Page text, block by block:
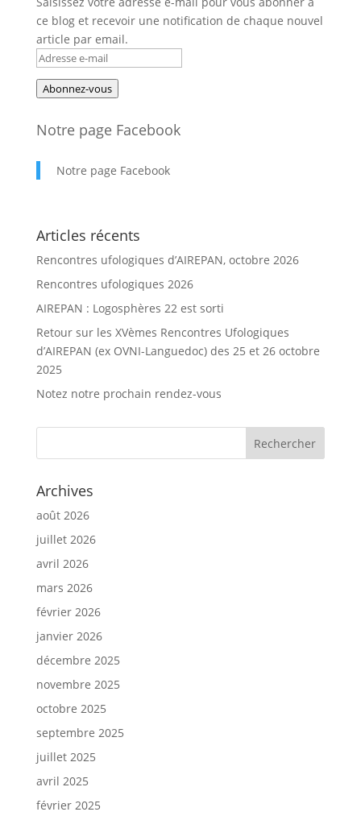
ce blog et recevoir une notification de chaque nouvel
article par email.
Adresse
e-
mail
Abonnez-vous
Notre page Facebook
Notre page Facebook
Articles récents
Rencontres ufologiques d’AIREPAN, octobre 2026
Rencontres ufologiques 2026
AIREPAN : Logosphères 22 est sorti
Retour sur les XVèmes Rencontres Ufologiques
d’AIREPAN (ex OVNI-Languedoc) des 25 et 26 octobre
2025
Notez notre prochain rendez-vous
Archives
août 2026
juillet 2026
avril 2026
mars 2026
février 2026
janvier 2026
décembre 2025
novembre 2025
octobre 2025
septembre 2025
juillet 2025
avril 2025
février 2025